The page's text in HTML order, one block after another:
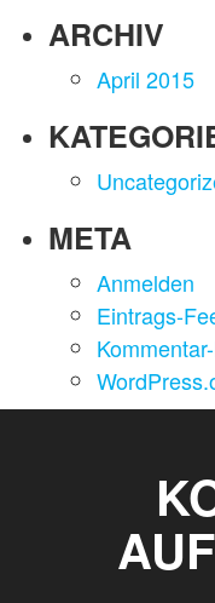
ARCHIV
April 2015
META
Anmelden
Eintrags-